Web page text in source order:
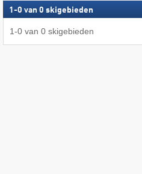
1 -0 van 0 skigebieden
1-0 van 0 skigebieden